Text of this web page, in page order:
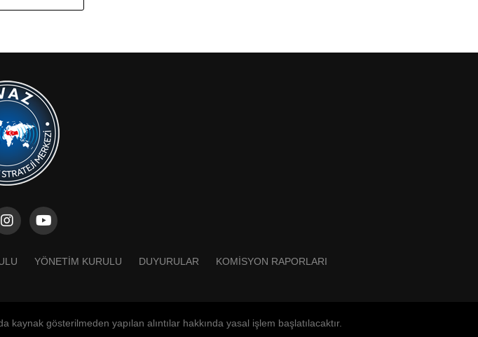
YÖNETIM KURULU DUYURULAR KOMISYON RAPORLARI
gösterilmeden yapılan alıntılar hakkında yasal işlem başlatılacaktır.